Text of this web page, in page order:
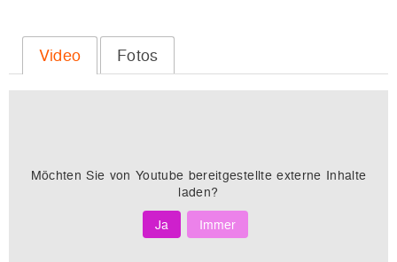
Video Fotos
Möchten Sie von Youtube bereitgestellte externe Inhalte
laden?
Ja
Immer